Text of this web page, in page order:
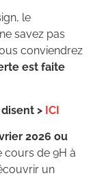
le
savez pas
conviendrez
est faite
> ICI
2026 ou
cours de 9H à
un